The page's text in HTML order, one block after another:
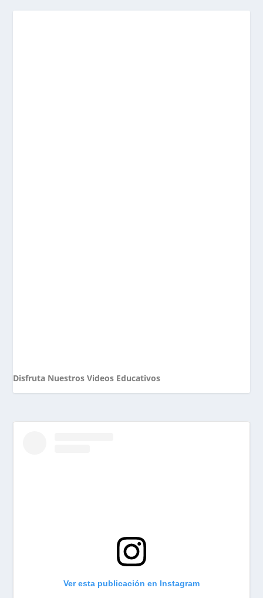
Disfruta Nuestros Videos Educativos
Ver esta publicación en Instagram